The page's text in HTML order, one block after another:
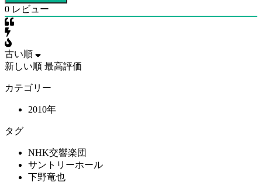
0 レビュー
古い順
新しい順 最高評価
カテゴリー
2010年
タグ
NHK交響楽団
サントリーホール
下野竜也